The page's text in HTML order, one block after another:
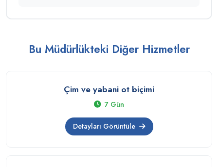
Bu Müdürlükteki Diğer Hizmetler
Çim ve yabani ot biçimi
7 Gün
Detayları Görüntüle